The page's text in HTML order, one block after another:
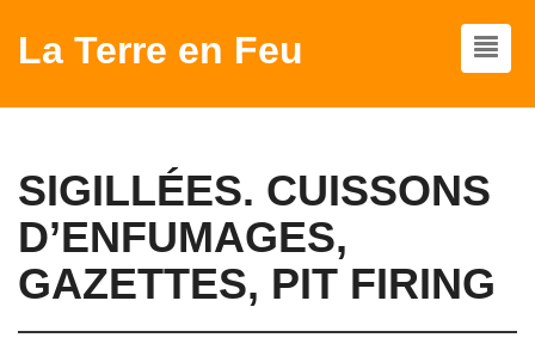
La Terre en Feu
SIGILLÉES. CUISSONS
D’ENFUMAGES,
GAZETTES, PIT FIRING